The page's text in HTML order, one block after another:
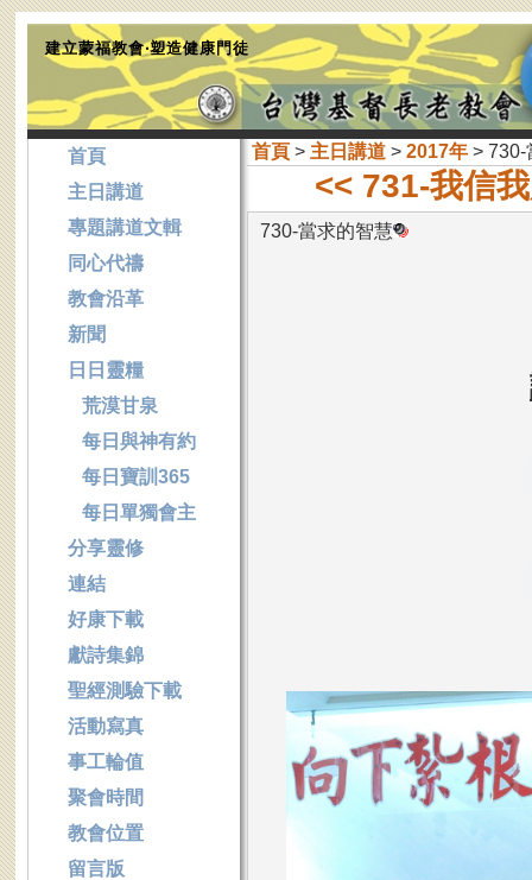
建立蒙福教會‧塑造健康門徒
首頁> 主日講道> 2017年> 730-
<< 731-我信
730-當求的智慧
首頁
主日講道
專題講道文輯
同心代禱
教會沿革
新聞
日日靈糧
荒漠甘泉
每日與神有約
每日寶訓365
每日單獨會主
分享靈修
連結
好康下載
獻詩集錦
聖經測驗下載
活動寫真
事工輪值
聚會時間
教會位置
留言版